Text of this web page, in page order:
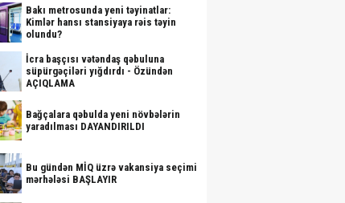
Bakı metrosunda yeni təyinatlar:
Kimlər hansı stansiyaya rəis təyin
olundu?
İcra başçısı vətəndaş qəbuluna
süpürgəçiləri yığdırdı - Özündən
AÇIQLAMA
Bağçalara qəbulda yeni növbələrin
yaradılması DAYANDIRILDI
Bu gündən MİQ üzrə vakansiya seçimi
mərhələsi BAŞLAYIR